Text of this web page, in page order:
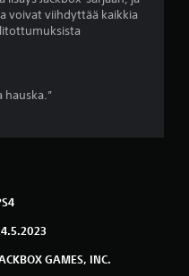
o
l
voivat viihdyttää kaikkia
hauska.”
GAMES, INC.